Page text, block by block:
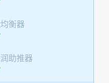
衡器
助推器